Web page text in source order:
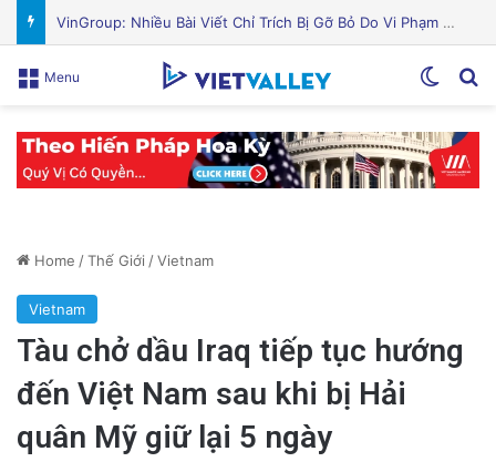
Nguyên Nhân Gây Nổ Tên Lửa Trên Bệ Phóng: Hé Lộ Từ Blue Origin
Menu
Home /Thế Giới /Vietnam
Vietnam
Tàu chở dầu Iraq tiếp tục hướng
đến Việt Nam sau khi bị Hải
quân Mỹ giữ lại 5 ngày